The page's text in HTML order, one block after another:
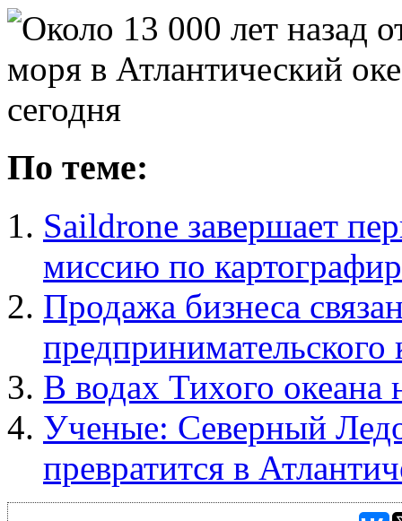
По теме:
Saildrone завершает
миссию по
Продажа бизнеса
предпринимательского
В водах Тихого
Ученые: Северный
превратится в